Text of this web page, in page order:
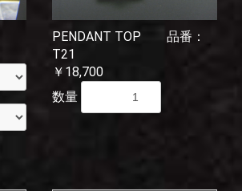
PENDANT TOP 品番：
T21
￥18,700
数量